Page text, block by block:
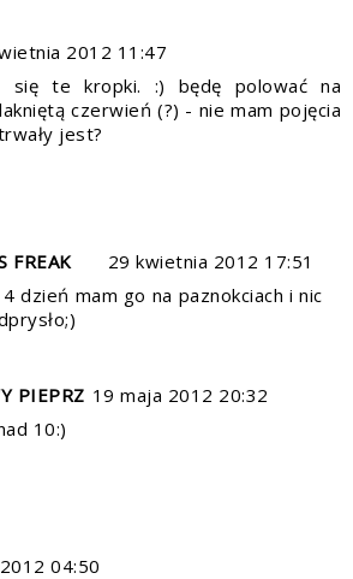
2012 11:47
się te kropki. :) będę polować na
czerwień (?) - nie mam pojęcia
jest?
FREAK
29 kwietnia 2012 17:51
dzień mam go na paznokciach i nic
PIEPRZ 19 maja 2012 20:32
10:)
04:50